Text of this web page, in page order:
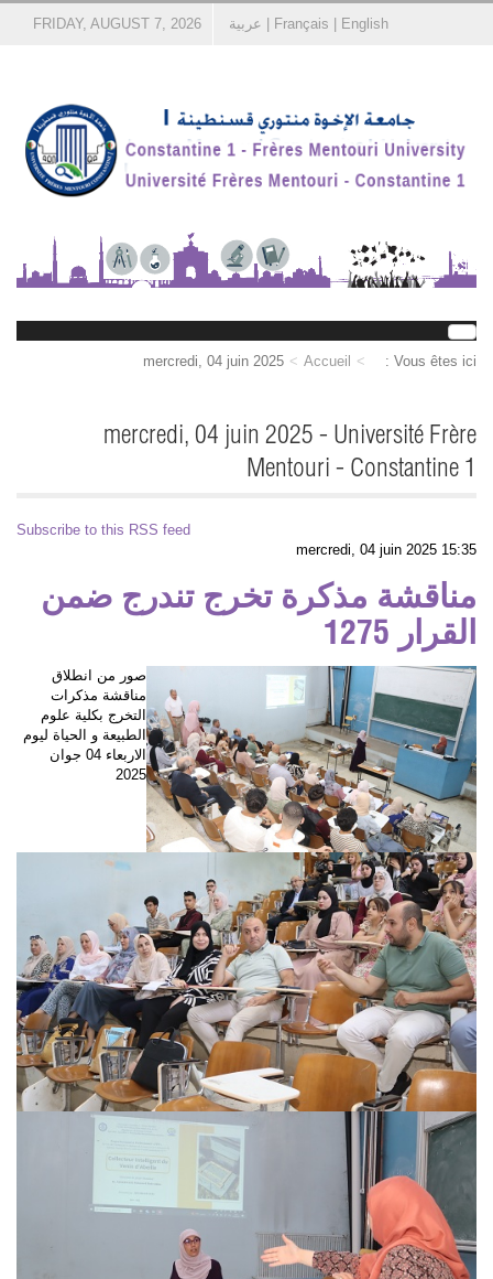
FRIDAY, AUGUST 7, 2026 Français English عربية
Vous êtes ici :
Accueil
mercredi, 04 juin 2025
mercredi, 04 juin 2025 - Université Frère
Mentouri - Constantine 1
Subscribe to this RSS feed
mercredi, 04 juin 2025 15:35
مناقشة مذكرة تخرج تندرج ضمن
القرار 1275
صور من انطلاق
مناقشة مذكرات
التخرج بكلية علوم
الطبيعة و الحياة ليوم
الاربعاء 04 جوان
2025